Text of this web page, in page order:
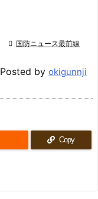
 国防ニュース最前線
Posted by okigunnji
Copy